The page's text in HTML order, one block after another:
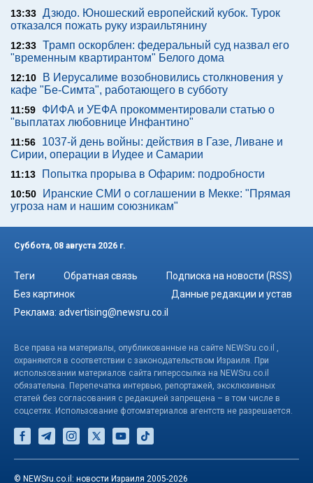
13:33 Дзюдо. Юношеский европейский кубок. Турок
отказался пожать руку израильтянину
12:33 Трамп оскорблен: федеральный суд назвал его
"временным квартирантом" Белого дома
12:10
В Иерусалиме возобновились столкновения у
кафе "Бе-Симта", работающего в субботу
11:59
ФИФА и УЕФА прокомментировали статью о
"выплатах любовнице Инфантино"
11:56
1037-й день войны: действия в Газе, Ливане и
Сирии, операции в Иудее и Самарии
11:13 Попытка прорыва в Офарим: подробности
10:50
Иранские СМИ о соглашении в Мекке: "Прямая
угроза нам и нашим союзникам"
Суббота, 08 августа 2026 г.
Теги Обратная связь
Подписка на новости (RSS)
Без картинок
Данные редакции и устав
Реклама: advertising@newsru.co.il
Все права на материалы, опубликованные на сайте NEWSru.co.il ,
охраняются в соответствии с законодательством Израиля. При
использовании материалов сайта гиперссылка на NEWSru.co.il
обязательна. Перепечатка интервью, репортажей, эксклюзивных
статей без согласования с редакцией запрещена – в том числе в
соцсетях. Использование фотоматериалов агентств не разрешается.
© NEWSru.co.il: новости Израиля 2005-2026